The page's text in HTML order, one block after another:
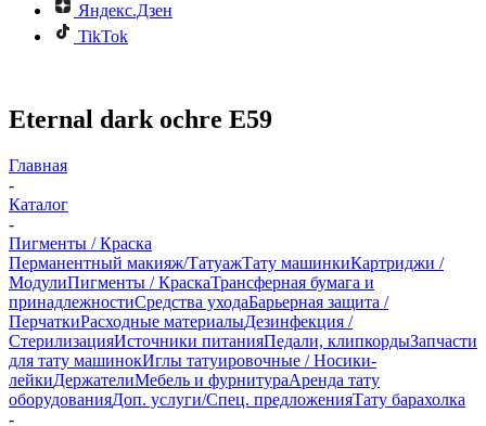
Яндекс.Дзен
TikTok
Eternal dark ochre E59
Главная
-
Каталог
-
Пигменты / Краска
Перманентный макияж/ТатуажТату машинкиКартриджи /
МодулиПигменты / КраскаТрансферная бумага и
принадлежностиСредства уходаБарьерная защита /
ПерчаткиРасходные материалыДезинфекция /
СтерилизацияИсточники питанияПедали, клипкордыЗапчасти
для тату машинокИглы татуировочные / Носики-
лейкиДержателиМебель и фурнитураАренда тату
оборудованияДоп. услуги/Спец. предложенияТату барахолка
-